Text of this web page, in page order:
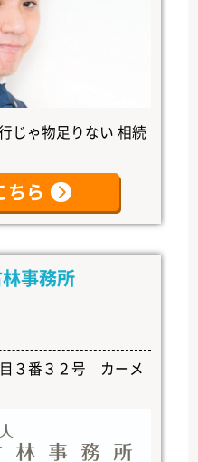
じゃ物足りない 相続
ちら
事務所
３番３２号 カーメ